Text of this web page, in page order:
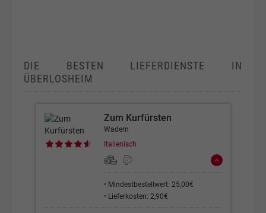
DIE BESTEN LIEFERDIENSTE IN
ÜBERLOSHEIM
Zum Kurfürsten
Wadern
Italienisch
• Mindestbestellwert: 25,00€
• Lieferkosten: 2,90€